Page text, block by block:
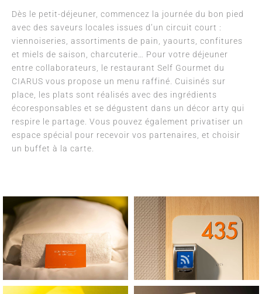
Dès le petit-déjeuner, commencez la journée du bon pied
avec des saveurs locales issues d’un circuit court :
viennoiseries, assortiments de pain, yaourts, confitures
et miels de saison, charcuterie… Pour votre déjeuner
entre collaborateurs, le restaurant Self Gourmet du
CIARUS vous propose un menu raffiné. Cuisinés sur
place, les plats sont réalisés avec des ingrédients
écoresponsables et se dégustent dans un décor arty qui
respire le partage. Vous pouvez également privatiser un
espace spécial pour recevoir vos partenaires, et choisir
un buffet à la carte.